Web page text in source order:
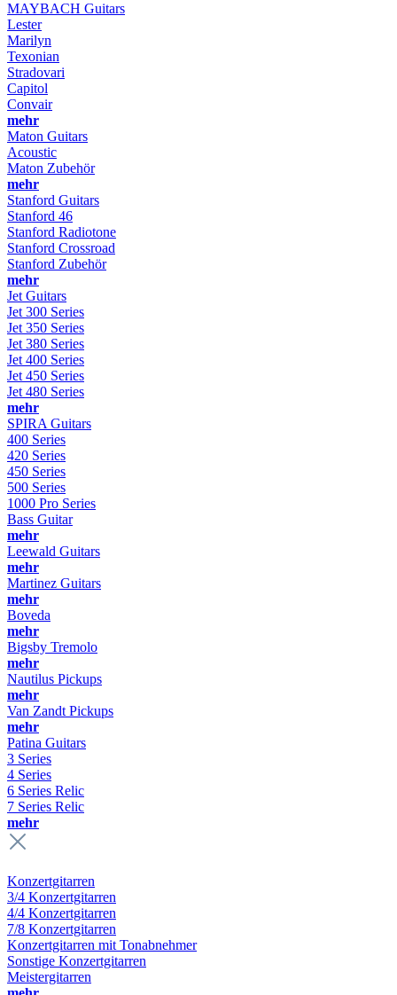
MAYBACH Guitars
Lester
Marilyn
Texonian
Stradovari
Capitol
Convair
mehr
Maton Guitars
Acoustic
Maton Zubehör
mehr
Stanford Guitars
Stanford 46
Stanford Radiotone
Stanford Crossroad
Stanford Zubehör
mehr
Jet Guitars
Jet 300 Series
Jet 350 Series
Jet 380 Series
Jet 400 Series
Jet 450 Series
Jet 480 Series
mehr
SPIRA Guitars
400 Series
420 Series
450 Series
500 Series
1000 Pro Series
Bass Guitar
mehr
Leewald Guitars
mehr
Martinez Guitars
mehr
Boveda
mehr
Bigsby Tremolo
mehr
Nautilus Pickups
mehr
Van Zandt Pickups
mehr
Patina Guitars
3 Series
4 Series
6 Series Relic
7 Series Relic
mehr
Konzertgitarren
3/4 Konzertgitarren
4/4 Konzertgitarren
7/8 Konzertgitarren
Konzertgitarren mit Tonabnehmer
Sonstige Konzertgitarren
Meistergitarren